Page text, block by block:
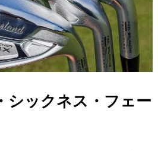
シックネス・フェー